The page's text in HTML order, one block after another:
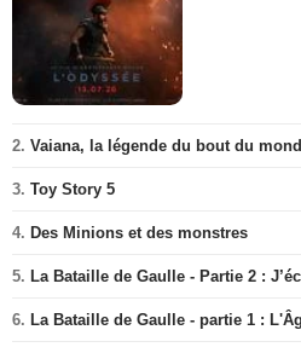
2. Vaiana, la légende du bout du
3. Toy Story 5
4. Des Minions et des monstres
5. La Bataille de Gaulle - Partie 2 :
6. La Bataille de Gaulle - partie 1 :